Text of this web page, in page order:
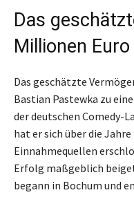
Das
Millionen Euro
Das geschätzte
Bastian Pastewka zu
der deutschen Comedy-
hat er sich über die
Einnahmequellen
Erfolg maßgeblich
begann in Bochum und